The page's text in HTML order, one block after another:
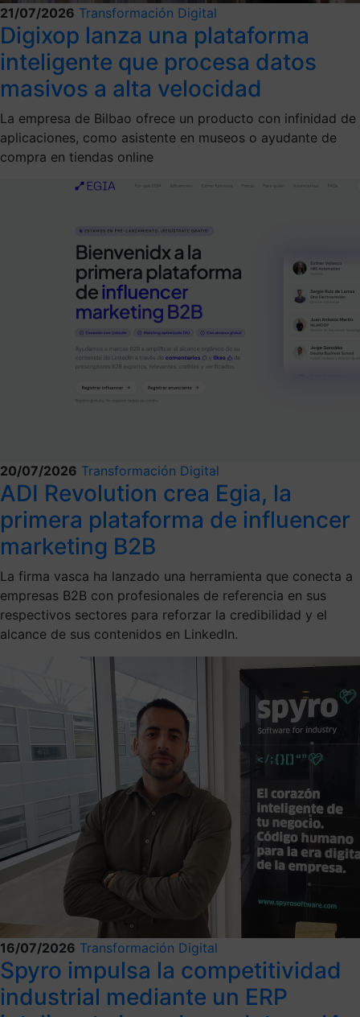
21/07/2026 Transformación Digital
Digixop lanza una plataforma
inteligente que procesa datos
masivos a alta velocidad
La empresa de Bilbao ofrece un producto con infinidad de
aplicaciones, como asistente en museos o ayudante de
compra en tiendas online
20/07/2026 Transformación Digital
ADI Revolution crea Egia, la
primera plataforma de influencer
marketing B2B
La firma vasca ha lanzado una herramienta que conecta a
empresas B2B con profesionales de referencia en sus
respectivos sectores para reforzar la credibilidad y el
alcance de sus contenidos en LinkedIn.
16/07/2026 Transformación Digital
Spyro impulsa la competitividad
industrial mediante un ERP